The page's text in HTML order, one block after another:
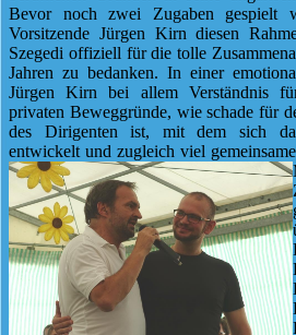
Bevor noch zwei Zugaben gespielt
Vorsitzende Jürgen Kirn diesen
Szegedi offiziell für die tolle
Jahren zu bedanken. In einer
Jürgen Kirn bei allem Verständnis
privaten Beweggründe, wie schade für
des Dirigenten ist, mit dem sich
entwickelt und zugleich viel